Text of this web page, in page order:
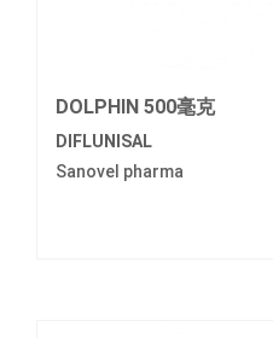
DOLPHIN 500毫克
DIFLUNISAL
Sanovel pharma